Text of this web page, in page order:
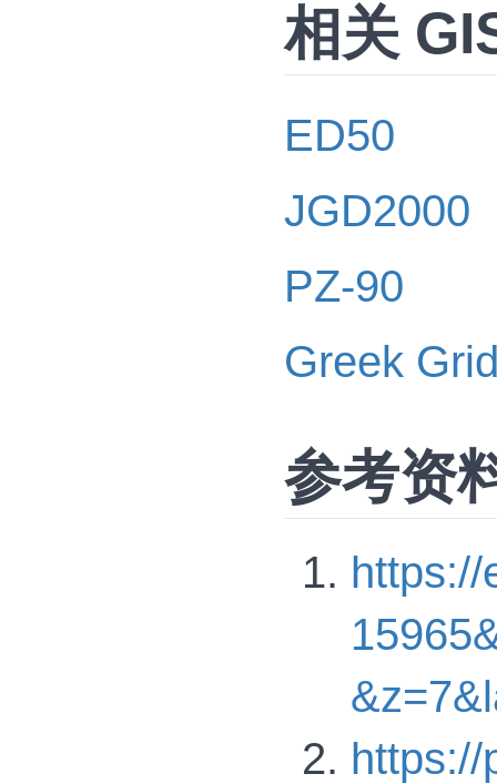
相关
ED50
JGD2000
PZ-90
Greek
参考资
https://
https://